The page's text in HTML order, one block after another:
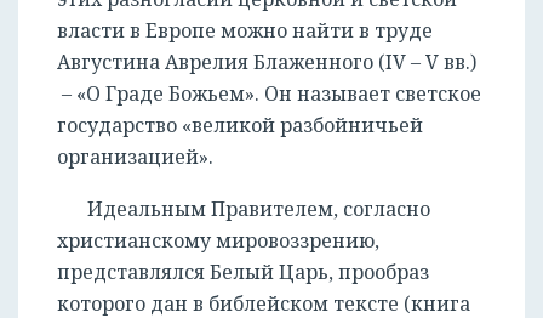
власти в Европе можно найти в труде
Августина Аврелия Блаженного (IV – V вв.)
– «О Граде Божьем». Он называет светское
государство «великой разбойничьей
организацией».
Идеальным Правителем, согласно
христианскому мировоззрению,
представлялся Белый Царь, прообраз
которого дан в библейском тексте (книга